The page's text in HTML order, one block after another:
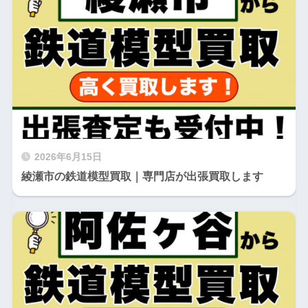
2026年6月15日
綾瀬市の鉄道模型買取｜専門店が出張買取します